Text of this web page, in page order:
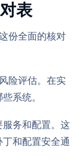
表
份全面的核对
险评估。在实
系统。
务和配置。这
和配置安全通